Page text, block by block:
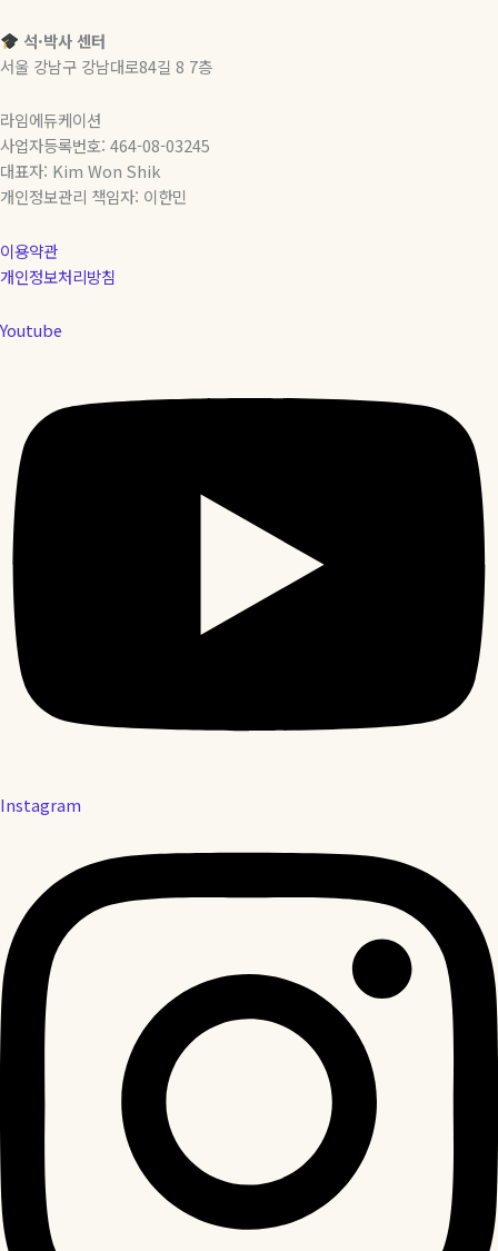
석·박사 센터
서울 강남구 강남대로84길 8 7층
라임에듀케이션
사업자등록번호: 464-08-03245
대표자: Kim Won Shik
개인정보관리 책임자: 이한민
이용약관
개인정보처리방침
Youtube
Instagram